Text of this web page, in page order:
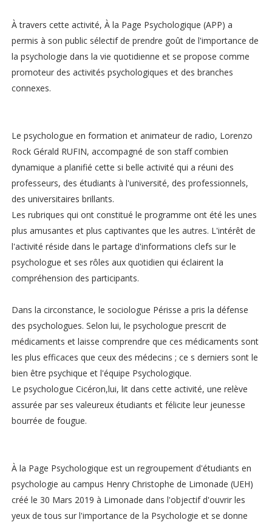
À travers cette activité, À la Page Psychologique (APP) a
permis à son public sélectif de prendre goût de l'importance de
la psychologie dans la vie quotidienne et se propose comme
promoteur des activités psychologiques et des branches
connexes.
Le psychologue en formation et animateur de radio, Lorenzo
Rock Gérald RUFIN, accompagné de son staff combien
dynamique a planifié cette si belle activité qui a réuni des
professeurs, des étudiants à l'université, des professionnels,
des universitaires brillants.
Les rubriques qui ont constitué le programme ont été les unes
plus amusantes et plus captivantes que les autres. L'intérêt de
l'activité réside dans le partage d'informations clefs sur le
psychologue et ses rôles aux quotidien qui éclairent la
compréhension des participants.
Dans la circonstance, le sociologue Périsse a pris la défense
des psychologues. Selon lui, le psychologue prescrit de
médicaments et laisse comprendre que ces médicaments sont
les plus efficaces que ceux des médecins ; ce s derniers sont le
bien être psychique et l'équipe Psychologique.
Le psychologue Cicéron,lui, lit dans cette activité, une relève
assurée par ses valeureux étudiants et félicite leur jeunesse
bourrée de fougue.
À la Page Psychologique est un regroupement d'étudiants en
psychologie au campus Henry Christophe de Limonade (UEH)
créé le 30 Mars 2019 à Limonade dans l'objectif d'ouvrir les
yeux de tous sur l'importance de la Psychologie et se donne